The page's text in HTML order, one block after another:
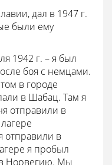
дал в 1947 г.
были ему
1942 г. – я был
боя с немцами.
в городе
в Шабац. Там я
отправили в
отправили в
я пробыл
в Норвегию. Мы